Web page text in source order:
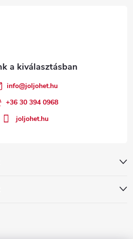
info@joljohet.hu
+36 30 394 0968
joljohet.hu